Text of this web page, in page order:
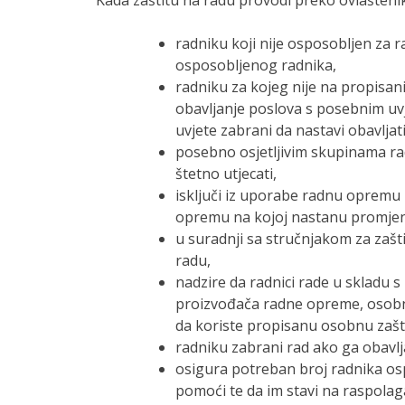
radniku koji nije osposobljen za
osposobljenog radnika,
radniku za kojeg nije na
obavljanje poslova s posebnim
uvjete zabrani da nastavi
posebno osjetljivim skupinama
štetno utjecati,
isključi iz uporabe radnu
opremu na kojoj nastanu
u suradnji sa stručnjakom za
radu,
nadzire da radnici rade u skladu
proizvođača radne opreme,
da koriste propisanu osobnu
radniku zabrani rad ako ga
osigura potreban broj radnika
pomoći te da im stavi na